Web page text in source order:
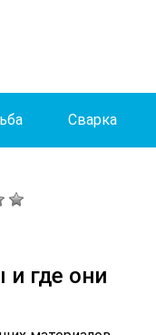
Сварка
где они